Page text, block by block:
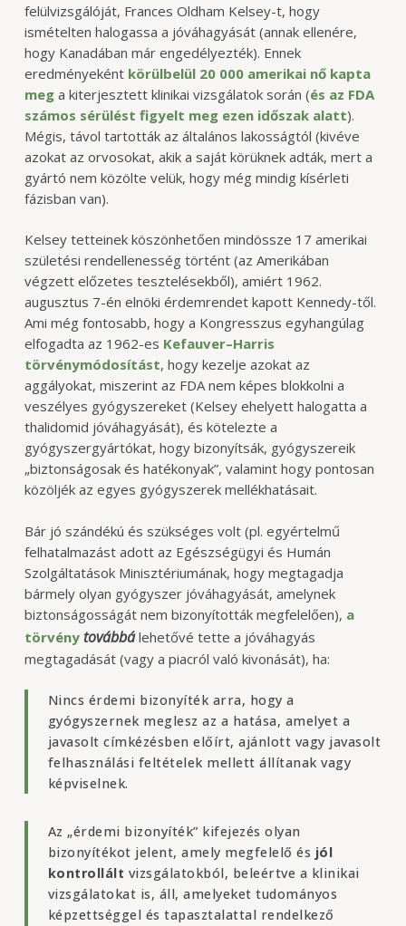
felülvizsgálóját, Frances Oldham Kelsey-t, hogy
ismételten halogassa a jóváhagyását (annak ellenére,
hogy Kanadában már engedélyezték). Ennek
eredményeként körülbelül 20 000 amerikai nő kapta
mega kiterjesztett klinikai vizsgálatok során (és az FDA
számos sérülést figyelt meg ezen időszak alatt).
Mégis, távol tartották az általános lakosságtól (kivéve
azokat az orvosokat, akik a saját körüknek adták, mert a
gyártó nem közölte velük, hogy még mindig kísérleti
fázisban van).
Kelsey tetteinek köszönhetően mindössze 17 amerikai
születési rendellenesség történt (az Amerikában
végzett előzetes tesztelésekből), amiért 1962.
augusztus 7-én elnöki érdemrendet kapott Kennedy-től.
Ami még fontosabb, hogy a Kongresszus egyhangúlag
elfogadta az 1962-es Kefauver–Harris
törvénymódosítást, hogy kezelje azokat az
aggályokat, miszerint az FDA nem képes blokkolni a
veszélyes gyógyszereket (Kelsey ehelyett halogatta a
thalidomid jóváhagyását), és kötelezte a
gyógyszergyártókat, hogy bizonyítsák, gyógyszereik
„biztonságosak és hatékonyak”, valamint hogy pontosan
közöljék az egyes gyógyszerek mellékhatásait.
Bár jó szándékú és szükséges volt (pl. egyértelmű
felhatalmazást adott az Egészségügyi és Humán
Szolgáltatások Minisztériumának, hogy megtagadja
bármely olyan gyógyszer jóváhagyását, amelynek
biztonságosságát nem bizonyították megfelelően), a
törvény továbbálehetővé tette a jóváhagyás
megtagadását (vagy a piacról való kivonását), ha:
Nincs érdemi bizonyíték arra, hogy a
gyógyszernek meglesz az a hatása, amelyet a
javasolt címkézésben előírt, ajánlott vagy javasolt
felhasználási feltételek mellett állítanak vagy
képviselnek.
Az „érdemi bizonyíték” kifejezés olyan
bizonyítékot jelent, amely megfelelő és jól
kontrollált vizsgálatokból, beleértve a klinikai
vizsgálatokat is, áll, amelyeket tudományos
képzettséggel és tapasztalattal rendelkező